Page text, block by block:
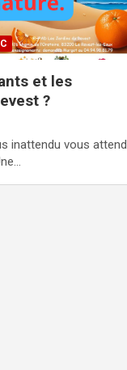
et les
?
inattendu vous attend